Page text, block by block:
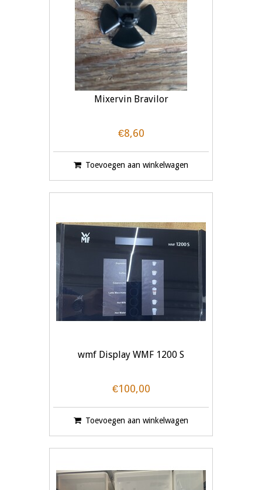
Mixervin Bravilor
€8,60
Toevoegen aan winkelwagen
wmf Display WMF 1200 S
€100,00
Toevoegen aan winkelwagen